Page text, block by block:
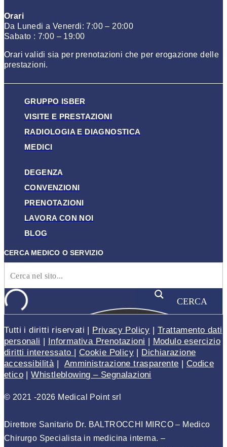
Orari
Da Lunedi a Venerdi: 7:00 – 20:00
Sabato : 7:00 – 19:00
Orari validi sia per prenotazioni che per erogazione delle
prestazioni.
GRUPPO ISBER
VISITE E PRESTAZIONI
RADIOLOGIA E DIAGNOSTICA
MEDICI
DEGENZA
CONVENZIONI
PRENOTAZIONI
LAVORA CON NOI
BLOG
CERCA MEDICO O SERVIZIO
CERCA
Tutti i diritti riservati | Privacy Policy |Trattamento dati
personali
Informativa Prenotazioni
Modulo esercizio
diritti interessato
Cookie Policy
Dichiarazione
accessibilità| Amministrazione trasparente
Codice
etico |Whistleblowing – Segnalazioni
© 2021 -2026 Medical Point srl
Direttore Sanitario Dr. BALTROCCHI MIRCO – Medico
Chirurgo Specialista in medicina interna. –